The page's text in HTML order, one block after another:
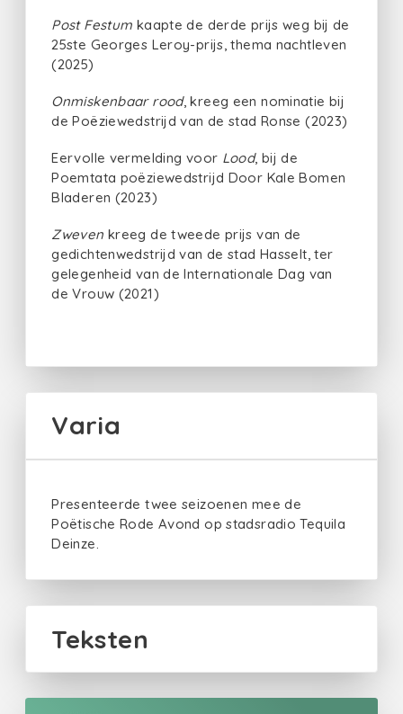
Post Festum kaapte de derde prijs weg bij de
25ste Georges Leroy-prijs, thema nachtleven
(2025)
Onmiskenbaar rood, kreeg een nominatie bij
de Poëziewedstrijd van de stad Ronse (2023)
Eervolle vermelding voor Lood, bij de
Poemtata poëziewedstrijd Door Kale Bomen
Bladeren (2023)
Zweven kreeg de tweede prijs van de
gedichtenwedstrijd van de stad Hasselt, ter
gelegenheid van de Internationale Dag van
de Vrouw (2021)
Varia
Presenteerde twee seizoenen mee de
Poëtische Rode Avond op stadsradio Tequila
Deinze.
Teksten